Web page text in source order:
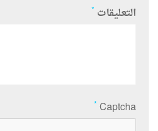
التعليقات *
Captcha
*